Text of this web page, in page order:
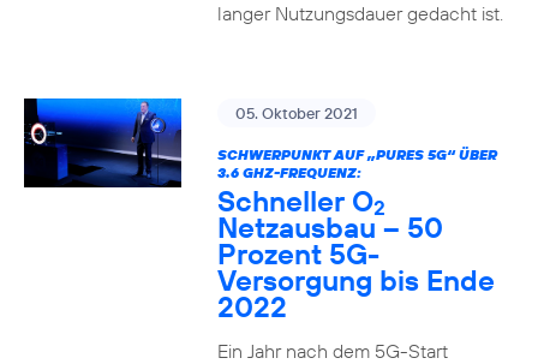
langer Nutzungsdauer gedacht ist.
05. Oktober 2021
SCHWERPUNKT AUF „PURES 5G“ ÜBER
3.6 GHZ-FREQUENZ:
Schneller O2
Netzausbau – 50
Prozent 5G-
Versorgung bis Ende
2022
Ein Jahr nach dem 5G-Start